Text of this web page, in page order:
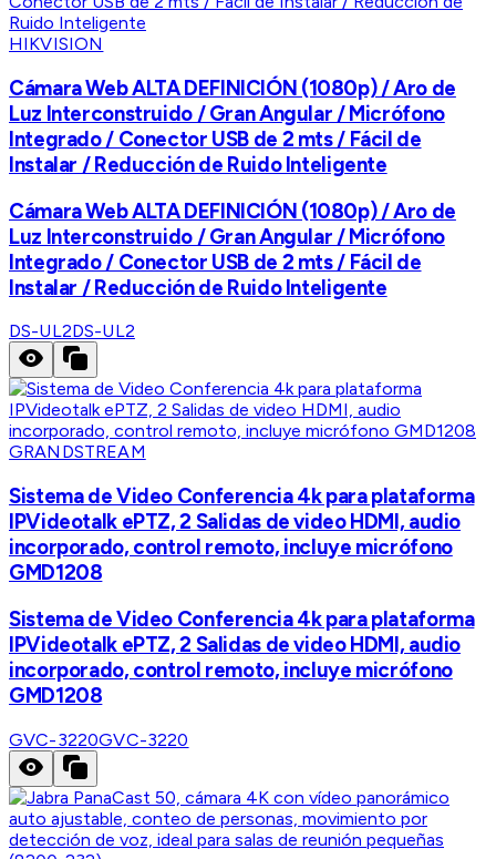
HIKVISION
Cámara Web ALTA DEFINICIÓN (1080p) / Aro de
Luz Interconstruido / Gran Angular / Micrófono
Integrado / Conector USB de 2 mts / Fácil de
Instalar / Reducción de Ruido Inteligente
Cámara Web ALTA DEFINICIÓN (1080p) / Aro de
Luz Interconstruido / Gran Angular / Micrófono
Integrado / Conector USB de 2 mts / Fácil de
Instalar / Reducción de Ruido Inteligente
DS-UL2DS-UL2
GRANDSTREAM
Sistema de Video Conferencia 4k para plataforma
IPVideotalk ePTZ, 2 Salidas de video HDMI, audio
incorporado, control remoto, incluye micrófono
GMD1208
Sistema de Video Conferencia 4k para plataforma
IPVideotalk ePTZ, 2 Salidas de video HDMI, audio
incorporado, control remoto, incluye micrófono
GMD1208
GVC-3220GVC-3220